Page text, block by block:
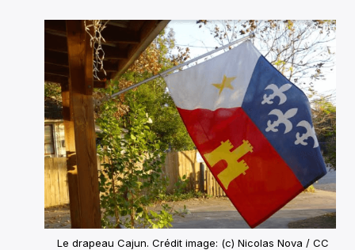
Le drapeau Cajun. Crédit image: (c) Nicolas Nova / CC